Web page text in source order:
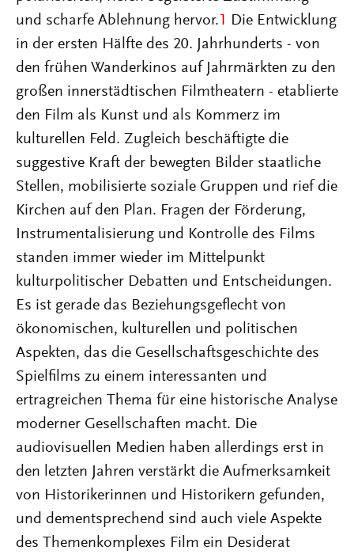
und scharfe Ablehnung hervor. 1 Die Entwicklung
in der ersten Hälfte des 20. Jahrhunderts - von
den frühen Wanderkinos auf Jahrmärkten zu den
großen innerstädtischen Filmtheatern - etablierte
den Film als Kunst und als Kommerz im
kulturellen Feld. Zugleich beschäftigte die
suggestive Kraft der bewegten Bilder staatliche
Stellen, mobilisierte soziale Gruppen und rief die
Kirchen auf den Plan. Fragen der Förderung,
Instrumentalisierung und Kontrolle des Films
standen immer wieder im Mittelpunkt
kulturpolitischer Debatten und Entscheidungen.
Es ist gerade das Beziehungsgeflecht von
ökonomischen, kulturellen und politischen
Aspekten, das die Gesellschaftsgeschichte des
Spielfilms zu einem interessanten und
ertragreichen Thema für eine historische Analyse
moderner Gesellschaften macht. Die
audiovisuellen Medien haben allerdings erst in
den letzten Jahren verstärkt die Aufmerksamkeit
von Historikerinnen und Historikern gefunden,
und dementsprechend sind auch viele Aspekte
des Themenkomplexes Film ein Desiderat